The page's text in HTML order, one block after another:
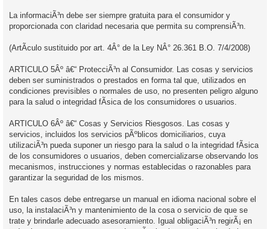
La informaciÃ³n debe ser siempre gratuita para el consumidor y
proporcionada con claridad necesaria que permita su comprensiÃ³n.
(ArtÃ­culo sustituido por art. 4Â° de la Ley NÂ° 26.361 B.O. 7/4/2008)
ARTICULO 5Âº â€“ ProtecciÃ³n al Consumidor. Las cosas y servicios
deben ser suministrados o prestados en forma tal que, utilizados en
condiciones previsibles o normales de uso, no presenten peligro alguno
para la salud o integridad fÃ­sica de los consumidores o usuarios.
ARTICULO 6Âº â€“ Cosas y Servicios Riesgosos. Las cosas y
servicios, incluidos los servicios pÃºblicos domiciliarios, cuya
utilizaciÃ³n pueda suponer un riesgo para la salud o la integridad fÃ­sica
de los consumidores o usuarios, deben comercializarse observando los
mecanismos, instrucciones y normas establecidas o razonables para
garantizar la seguridad de los mismos.
En tales casos debe entregarse un manual en idioma nacional sobre el
uso, la instalaciÃ³n y mantenimiento de la cosa o servicio de que se
trate y brindarle adecuado asesoramiento. Igual obligaciÃ³n regirÃ¡ en